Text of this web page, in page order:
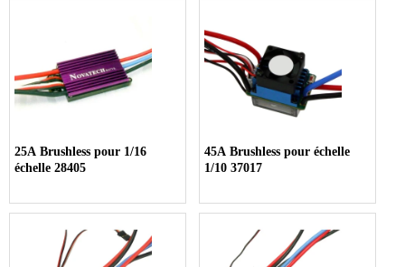
25A Brushless pour 1/16
échelle 28405
45A Brushless pour échelle
1/10 37017